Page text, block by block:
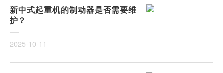
新中式起重机的制动器是否需要维
护？
2025-10-11